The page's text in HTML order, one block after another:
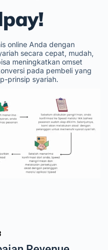
online Anda dengan
secara cepat, mudah,
meningkatkan omset
pada pembeli yang
prinsip syariah.